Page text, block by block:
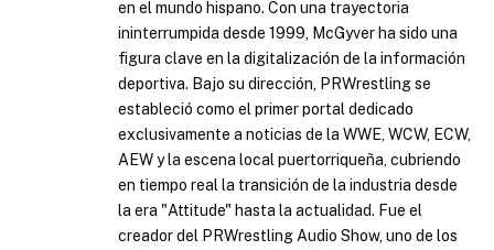
en el mundo hispano. Con una trayectoria
ininterrumpida desde 1999, McGyver ha sido una
figura clave en la digitalización de la información
deportiva. Bajo su dirección, PRWrestling se
estableció como el primer portal dedicado
exclusivamente a noticias de la WWE, WCW, ECW,
AEW y la escena local puertorriqueña, cubriendo
en tiempo real la transición de la industria desde
la era "Attitude" hasta la actualidad. Fue el
creador del PRWrestling Audio Show, uno de los